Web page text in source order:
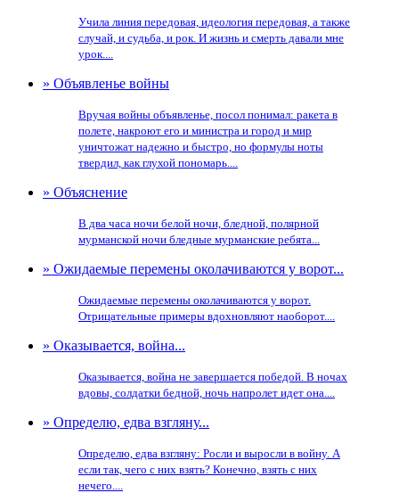
Учила линия передовая, идеология передовая, а также
случай, и судьба, и рок. И жизнь и смерть давали мне
урок....
» Объявленье войны
Вручая войны объявленье, посол понимал: ракета в
полете, накроют его и министра и город и мир
уничтожат надежно и быстро, но формулы ноты
твердил, как глухой пономарь....
» Объяснение
В два часа ночи белой ночи, бледной, полярной
мурманской ночи бледные мурманские ребята...
» Ожидаемые перемены околачиваются у ворот...
Ожидаемые перемены околачиваются у ворот.
Отрицательные примеры вдохновляют наоборот....
» Оказывается, война...
Оказывается, война не завершается победой. В ночах
вдовы, солдатки бедной, ночь напролет идет она....
» Определю, едва взгляну...
Определю, едва взгляну: Росли и выросли в войну. А
если так, чего с них взять? Конечно, взять с них
нечего....